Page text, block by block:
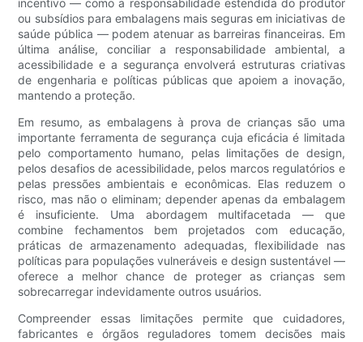
incentivo — como a responsabilidade estendida do produtor
ou subsídios para embalagens mais seguras em iniciativas de
saúde pública — podem atenuar as barreiras financeiras. Em
última análise, conciliar a responsabilidade ambiental, a
acessibilidade e a segurança envolverá estruturas criativas
de engenharia e políticas públicas que apoiem a inovação,
mantendo a proteção.
Em resumo, as embalagens à prova de crianças são uma
importante ferramenta de segurança cuja eficácia é limitada
pelo comportamento humano, pelas limitações de design,
pelos desafios de acessibilidade, pelos marcos regulatórios e
pelas pressões ambientais e econômicas. Elas reduzem o
risco, mas não o eliminam; depender apenas da embalagem
é insuficiente. Uma abordagem multifacetada — que
combine fechamentos bem projetados com educação,
práticas de armazenamento adequadas, flexibilidade nas
políticas para populações vulneráveis ​​e design sustentável —
oferece a melhor chance de proteger as crianças sem
sobrecarregar indevidamente outros usuários.
Compreender essas limitações permite que cuidadores,
fabricantes e órgãos reguladores tomem decisões mais